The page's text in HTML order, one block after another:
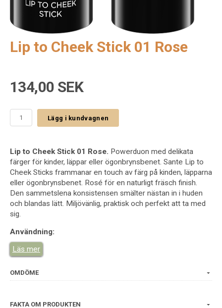
Lip to Cheek Stick 01 Rose
134,00 SEK
Lägg i kundvagnen
Lip to Cheek Stick 01 Rose. Powerduon med delikata
färger för kinder, läppar eller ögonbrynsbenet. Sante Lip to
Cheek Sticks frammanar en touch av färg på kinden, läpparna
eller ögonbrynsbenet. Rosé för en naturligt fräsch finish.
Den sammetslena konsistensen smälter nästan in i huden
och blandas lätt. Miljövänlig, praktisk och perfekt att ta med
sig.
Användning:
Applicera på kinder, läppar och ögon och blanda ut med
fingrarna eller en borste.
Mängd:
6 gram.
Läs mer
OMDÖME
FAKTA OM PRODUKTEN